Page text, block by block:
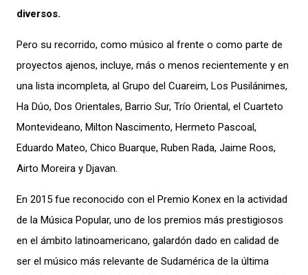
diversos.
Pero su recorrido, como músico al frente o como parte de
proyectos ajenos, incluye, más o menos recientemente y en
una lista incompleta, al Grupo del Cuareim, Los Pusilánimes,
Ha Dúo, Dos Orientales, Barrio Sur, Trío Oriental, el Cuarteto
Montevideano, Milton Nascimento, Hermeto Pascoal,
Eduardo Mateo, Chico Buarque, Ruben Rada, Jaime Roos,
Airto Moreira y Djavan.
En 2015 fue reconocido con el Premio Konex en la actividad
de la Música Popular, uno de los premios más prestigiosos
en el ámbito latinoamericano, galardón dado en calidad de
ser el músico más relevante de Sudamérica de la última